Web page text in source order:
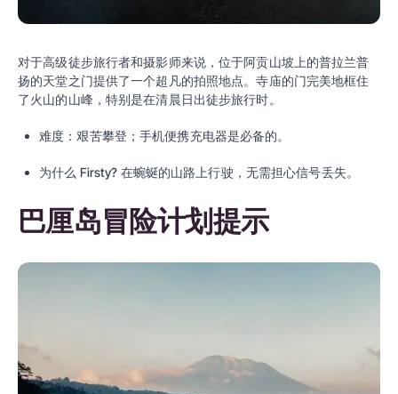
对于高级徒步旅行者和摄影师来说，位于阿贡山坡上的普拉兰普
扬的天堂之门提供了一个超凡的拍照地点。寺庙的门完美地框住
了火山的山峰，特别是在清晨日出徒步旅行时。
难度：艰苦攀登；手机便携充电器是必备的。
为什么 Firsty? 在蜿蜒的山路上行驶，无需担心信号丢失。
巴厘岛冒险计划提示